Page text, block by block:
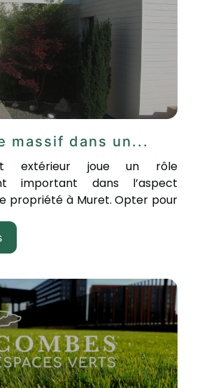
massif dans un...
extérieur joue un rôle
important dans l’aspect
propriété à Muret. Opter pour